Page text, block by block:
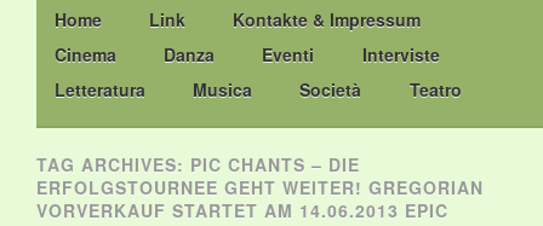
Main menu
Skip
to
content
Home Link
Kontakte & Impressum
Cinema
Danza Eventi
Interviste
Letteratura
Musica Società Teatro
TAG ARCHIVES: PIC CHANTS – DIE
ERFOLGSTOURNEE GEHT WEITER! GREGORIAN
VORVERKAUF STARTET AM 14.06.2013 EPIC